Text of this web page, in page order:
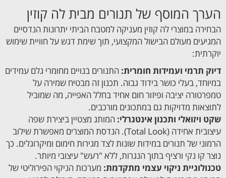
הערך המוסף של תנורים מבית לה קוזין
הבחירה במוצרי לה קוזין מעניקה למטבח הביתי יתרונות הנדסיים
המגיעים מעולם הבישול המקצועי, תוך שימת דגש על חוויית שימוש
יוקרתית:
דיוק תרמי ועמידות חומרית: התנורים בנויים מחומרי גלם עמידים
במיוחד, בעלי כושר בידוד גבוה. תכנון זה מבטיח שמירה על
טמפרטורה יציבה ופיזור חום אחיד בחלל האפייה, מה שמוביל
לתוצאות מדויקות גם במתכונים מורכבים.
שקט ויזואלי ותכנון אינטגרלי: המותג מצטיין ביצירת שפה
עיצובית אחידה (Total Look). הנדסת המוצרים מאפשרת שילוב
הרמוני של תנורים במידות שונות לצד מגירות חימום ומיקרוגלים. כך
נוצר קו נקי ורציף בתוך הנגרות, ללא "רעש" עיצובי מיותר.
טכנולוגיית ניקוי עצמי מתקדמת: מערכות הניקוי הפירוליטי של